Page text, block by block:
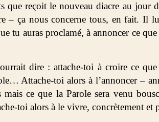
que reçoit le nouveau diacre au jour
– ça nous concerne tous, en fait. Il
tu auras proclamé, à annoncer ce
dire : attache-toi à croire ce que
Attache-toi alors à l’annoncer –
mais ce que la Parole sera venu
toi alors à le vivre, concrètement et